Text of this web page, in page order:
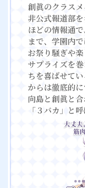
創眞のクラスメ
非公式報道部
ほどの情報通
まで、学園内で
お祭り騒ぎや
サプライズを
ちを喜ばせて
からは徹底的に
向島と創眞と
「３バカ」と